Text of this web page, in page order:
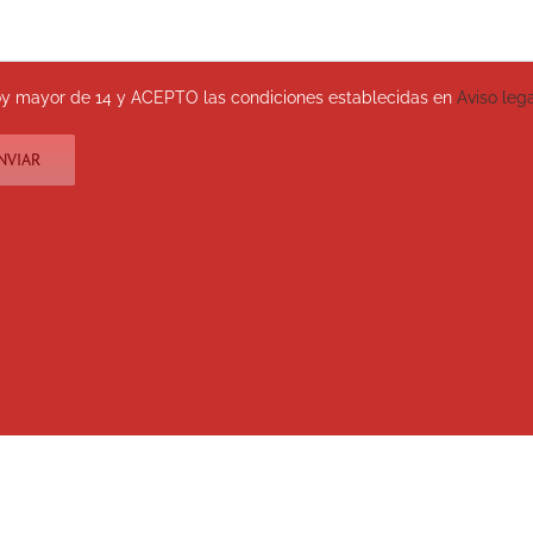
mayor de 14 y ACEPTO las condiciones establecidas en Aviso